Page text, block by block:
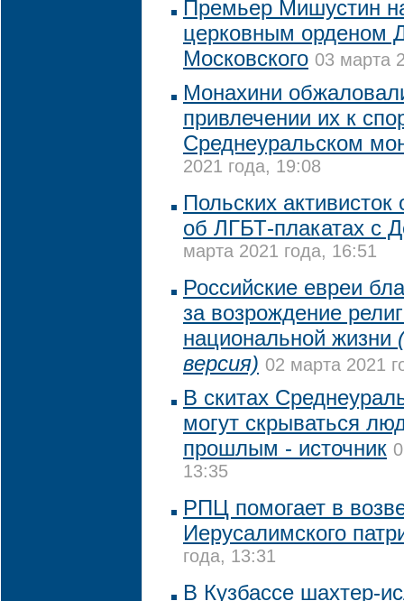
Премьер Мишустин
церковным орденом
Московского 03 марта
Монахини
привлечении их к
Среднеуральском
2021 года, 19:08
Польских
об ЛГБТ-плакатах с
марта 2021 года, 16:51
Российские евреи
за возрождение
национальной жизни
версия) 02 марта 2021
В скитах
могут скрываться
прошлым - источник
13:35
РПЦ помогает в
Иерусалимского
года, 13:31
В Кузбассе шахтер-